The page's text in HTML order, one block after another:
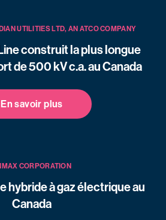
UTILITIES LTD, AN ATCO COMPANY
construit la plus longue
de 500 kV c.a. au Canada
En savoir plus
CORPORATION
hybride à gaz électrique au
Canada